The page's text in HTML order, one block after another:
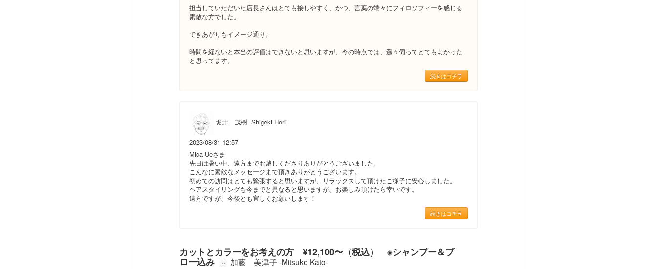
担当していただいた店長さんはとても接しやすく、かつ、言葉の端々にフィロソフィーを感じる
素敵な方でした。
できあがりもイメージ通り。
時間を経ないと本当の評価はできないと思いますが、今の時点では、遥々伺ってとてもよかった
と思ってます。
続きはコチラ
堀井 茂樹 -Shigeki Horii-
2023/08/31 12:57
Mica Ueさま
先日は暑い中、遠方までお越しくださりありがとうございました。
こんなに素敵なメッセージまで頂きありがとうございます。
初めての訪問はとても緊張すると思いますが、リラックスして頂けたご様子に安心しました。
ヘアスタイリングも今までと異なると思いますが、お楽しみ頂けたら幸いです。
遠方ですが、今後とも宜しくお願いします！
続きはコチラ
カットとカラーをお考えの方 ¥12,100〜（税込） ※シャンプー＆ブ
ロー込み 加藤 美津子 -Mitsuko Kato-